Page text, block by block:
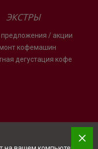
ЭКСТРЫ
/ акции
кофемашин
дегустация кофе